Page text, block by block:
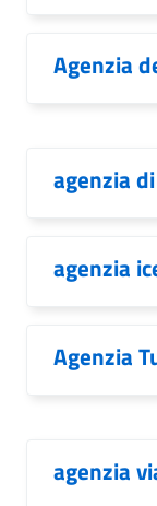
Agenzia
agenzia
agenzia
Agenzia
agenzia